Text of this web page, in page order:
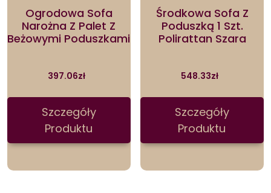
Ogrodowa Sofa
Narożna Z Palet Z
Beżowymi Poduszkami
397.06zł
Szczegóły
Produktu
Środkowa Sofa Z
Poduszką 1 Szt.
Polirattan Szara
548.33zł
Szczegóły
Produktu